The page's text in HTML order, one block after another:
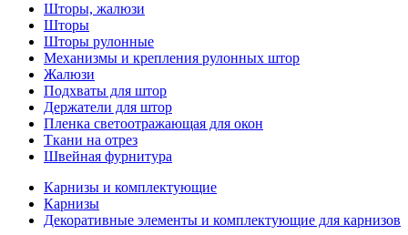
Шторы, жалюзи
Шторы
Шторы рулонные
Механизмы и крепления рулонных штор
Жалюзи
Подхваты для штор
Держатели для штор
Пленка светоотражающая для окон
Ткани на отрез
Швейная фурнитура
Карнизы и комплектующие
Карнизы
Декоративные элементы и комплектующие для карнизов